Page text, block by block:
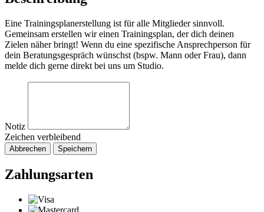
Eine Trainingsplanerstellung ist für alle Mitglieder sinnvoll.
Gemeinsam erstellen wir einen Trainingsplan, der dich deinen
Zielen näher bringt! Wenn du eine spezifische Ansprechperson für
dein Beratungsgespräch wünschst (bspw. Mann oder Frau), dann
melde dich gerne direkt bei uns um Studio.
Notiz
Zeichen verbleibend
Abbrechen Speichern
Zahlungsarten